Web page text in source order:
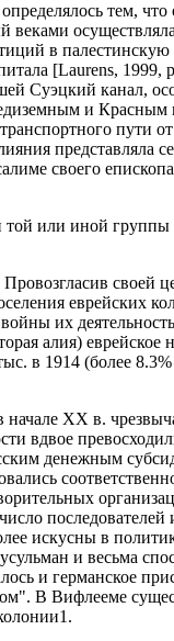
тем,
в палестинскую
[Laurens, 1999,
Суэцкий канал,
и Красным
пути
представляла
своего
или иной группы
своей
еврейских
их
алия) еврейское
в 1914 (более
начале XX в.
вдвое
денежным
последователей
искусны в
и весьма
и германское
В Вифлееме